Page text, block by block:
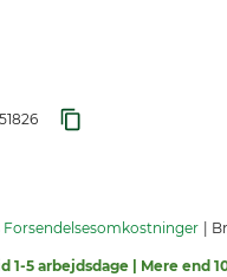
Forsendelsesomkostninger
1-5 arbejdsdage | Mere end